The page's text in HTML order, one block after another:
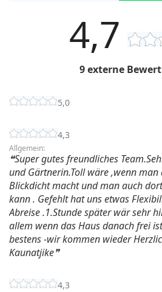
4,7
9 externe
5,0
4,3
Allgemein:
Super gutes freundliches
und Gärtnerin.Toll wäre ,wenn man
Blickdicht macht und man auch
kann . Gefehlt hat uns etwas
Abreise .1.Stunde später wär sehr
allem wenn das Haus danach frei
bestens -wir kommen wieder
Kaunatjike
4,3